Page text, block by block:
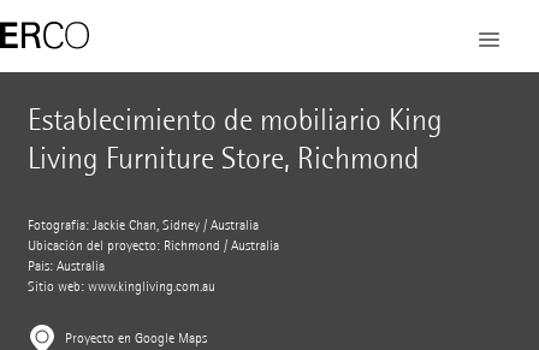
Establecimiento de mobiliario King
Living Furniture Store, Richmond
Fotografía: Jackie Chan, Sídney / Australia
Ubicación del proyecto: Richmond / Australia
País: Australia
Sitio web: www.kingliving.com.au
Proyecto en Google Maps